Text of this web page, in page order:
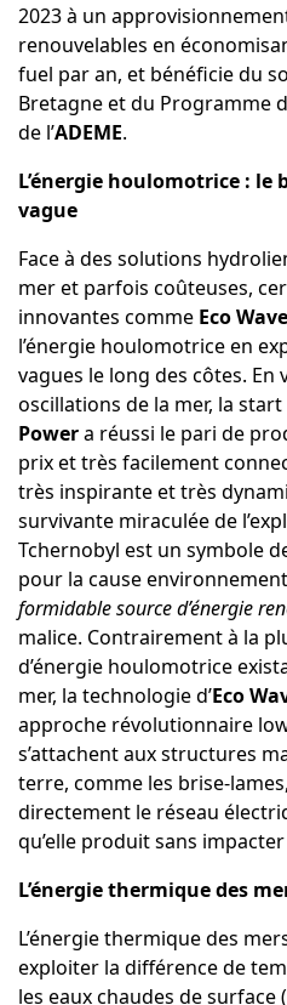
2023 à un
renouvelables en
fuel par an, et bénéficie du
Bretagne et du Programme
de l’ADEME.
L’énergie houlomotrice :
vague
Face à des solutions
mer et parfois coûteuses,
innovantes comme Eco
l’énergie houlomotrice en
vagues le long des côtes. En
oscillations de la mer, la
Powera réussi le pari de
prix et très facilement
très inspirante et très
survivante miraculée de
Tchernobyl est un symbole
pour la cause
formidable source d’énergie
malice. Contrairement à la
d’énergie houlomotrice
mer, la technologie d’Eco
approche révolutionnaire
s’attachent aux structures
terre, comme les brise-
directement le réseau
qu’elle produit sans
L’énergie thermique des
L’énergie thermique des
exploiter la différence de
les eaux chaudes de surface